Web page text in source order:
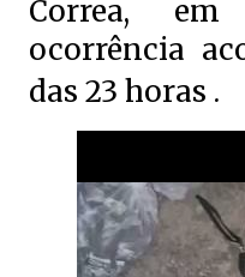
Correa,
ocorrência
das 23 horas .